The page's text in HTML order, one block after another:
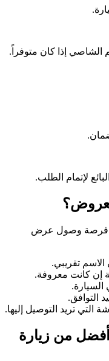
إذا كان متوفراً.
لإتمام الطلب.
فرصة وصول عرض
تقريبي.
إن كانت معروفة.
السيارة.
التي تريد التوصيل إليها.
من زيارة